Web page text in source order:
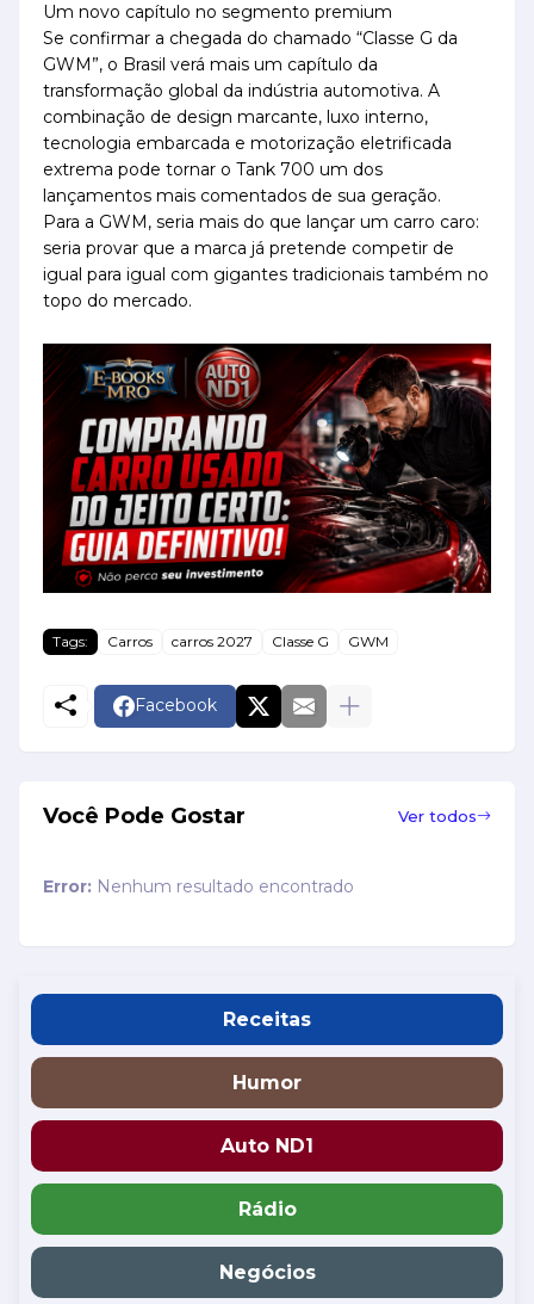
Um novo capítulo no segmento premium
Se confirmar a chegada do chamado “Classe G da
GWM”, o Brasil verá mais um capítulo da
transformação global da indústria automotiva. A
combinação de design marcante, luxo interno,
tecnologia embarcada e motorização eletrificada
extrema pode tornar o Tank 700 um dos
lançamentos mais comentados de sua geração.
Para a GWM, seria mais do que lançar um carro caro:
seria provar que a marca já pretende competir de
igual para igual com gigantes tradicionais também no
topo do mercado.
Tags: Carros carros 2027 Classe G GWM
Facebook
Você Pode Gostar Ver todos
Error: Nenhum resultado encontrado
Receitas
Humor
Auto ND1
Rádio
Negócios